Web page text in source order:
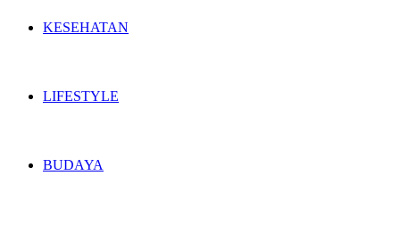
KESEHATAN
LIFESTYLE
BUDAYA